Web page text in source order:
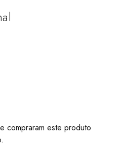
compraram este produto